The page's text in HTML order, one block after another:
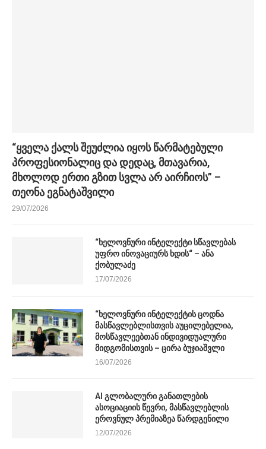
“ყველა ქალს შეუძლია იყოს წარმატებული
პროფესიონალიც და დედაც, მთავარია,
მხოლოდ ერთი გზით სვლა არ აირჩიოს” –
თეონა ეგნატაშვილი
29/07/2026
“ხელოვნური ინტელექტი სწავლებას
უფრო ინოვაციურს ხდის“ – ანა
ქობულაძე
17/07/2026
“ხელოვნური ინტელექტის ცოდნა
მასწავლებლისთვის აუცილებელია,
მოსწავლეებთან ინდივიდუალური
მიდგომისთვის – ცირა ბუჯიაშვლი
16/07/2026
AI გლობალური განათლების
ასოციაციის წევრი, მასწავლებლის
ეროვნულ პრემიაზეა წარდგენილი
12/07/2026